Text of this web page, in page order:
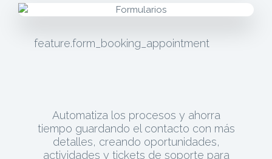
feature.form_booking_appointment
Automatiza los procesos y ahorra
tiempo guardando el contacto con más
detalles, creando oportunidades,
actividades y tickets de soporte para